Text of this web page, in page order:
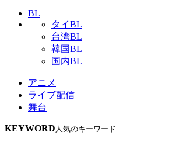
BL
タイBL
台湾BL
韓国BL
国内BL
アニメ
ライブ配信
舞台
KEYWORD 人気のキーワード